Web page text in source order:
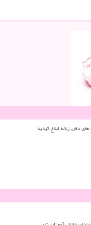
دفن زباله ابلاغ گردید